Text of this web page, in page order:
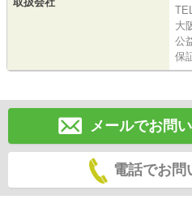
大
公
保
メールでお問
電話でお問